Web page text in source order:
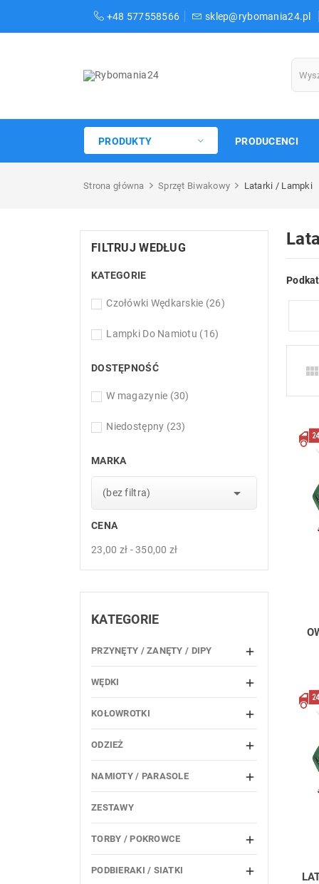
+48 577558566 sklep@rybomania24.pl
PRODUKTY PRODUCENCI
Strona główna Sprzęt Biwakowy Latarki / Lampki
FILTRUJ WEDŁUG
KATEGORIE
Czołówki Wędkarskie (26)
Lampki Do Namiotu (16)
DOSTĘPNOŚĆ
W magazynie (30)
Niedostępny (23)
MARKA
(bez filtra) 
CENA
23,00 zł - 350,00 zł
KATEGORIE
PRZYNĘTY / ZANĘTY / DIPY 
WĘDKI 
KOŁOWROTKI 
ODZIEŻ 
NAMIOTY / PARASOLE 
ZESTAWY
TORBY / POKROWCE 
PODBIERAKI / SIATKI 